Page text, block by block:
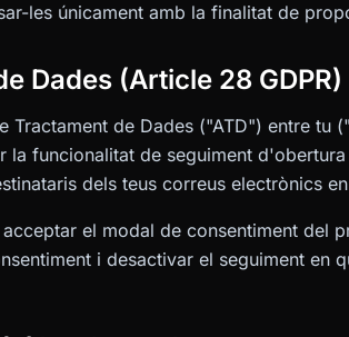
les únicament amb la finalitat de
Dades (Article 28 GDPR)
Tractament de Dades ("ATD") entre tu
funcionalitat de seguiment
dels teus correus electrònics
el modal de consentiment del
i desactivar el seguiment en